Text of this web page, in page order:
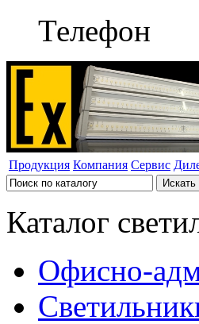
Телефон
Продукция Компания Сервис
Каталог
Офисно-